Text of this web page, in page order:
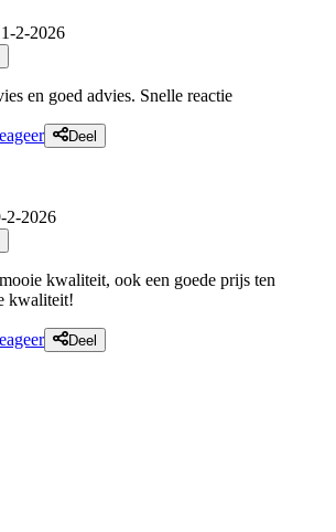
2-2026
en goed advies. Snelle reactie
Deel
2-2026
kwaliteit, ook een goede prijs ten
kwaliteit!
Deel